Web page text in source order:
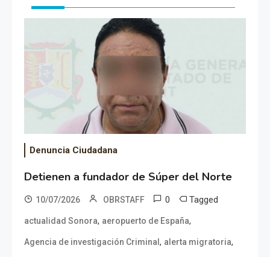
Denuncia Ciudadana
Detienen a fundador de Súper del Norte
10/07/2026 OBRSTAFF 0 Tagged
actualidad Sonora, aeropuerto de España,
Agencia de investigación Criminal , alerta migratoria,